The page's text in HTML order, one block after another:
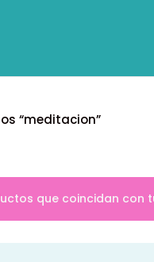
“meditacion”
que coincidan con